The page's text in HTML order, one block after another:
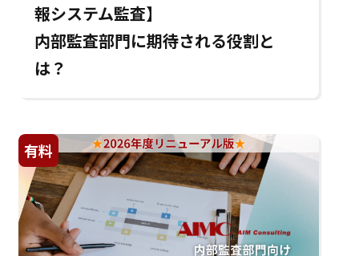
報システム監査】
内部監査部門に期待される役割と
は？
有料